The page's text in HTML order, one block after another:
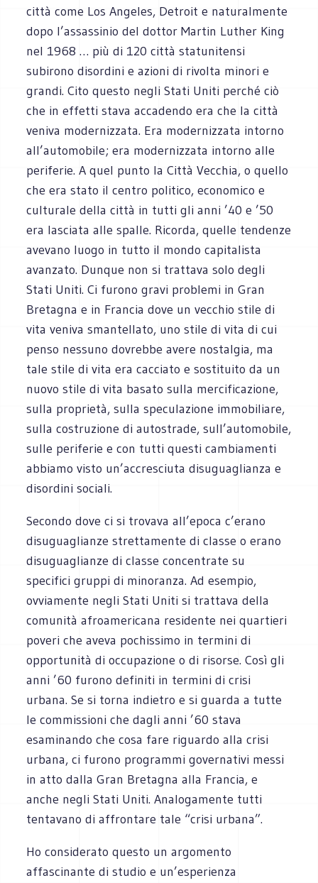
città come Los Angeles, Detroit e naturalmente
dopo l’assassinio del dottor Martin Luther King
nel 1968 … più di 120 città statunitensi
subirono disordini e azioni di rivolta minori e
grandi. Cito questo negli Stati Uniti perché ciò
che in effetti stava accadendo era che la città
veniva modernizzata. Era modernizzata intorno
all’automobile; era modernizzata intorno alle
periferie. A quel punto la Città Vecchia, o quello
che era stato il centro politico, economico e
culturale della città in tutti gli anni ’40 e ’50
era lasciata alle spalle. Ricorda, quelle tendenze
avevano luogo in tutto il mondo capitalista
avanzato. Dunque non si trattava solo degli
Stati Uniti. Ci furono gravi problemi in Gran
Bretagna e in Francia dove un vecchio stile di
vita veniva smantellato, uno stile di vita di cui
penso nessuno dovrebbe avere nostalgia, ma
tale stile di vita era cacciato e sostituito da un
nuovo stile di vita basato sulla mercificazione,
sulla proprietà, sulla speculazione immobiliare,
sulla costruzione di autostrade, sull’automobile,
sulle periferie e con tutti questi cambiamenti
abbiamo visto un’accresciuta disuguaglianza e
disordini sociali.
Secondo dove ci si trovava all’epoca c’erano
disuguaglianze strettamente di classe o erano
disuguaglianze di classe concentrate su
specifici gruppi di minoranza. Ad esempio,
ovviamente negli Stati Uniti si trattava della
comunità afroamericana residente nei quartieri
poveri che aveva pochissimo in termini di
opportunità di occupazione o di risorse. Così gli
anni ’60 furono definiti in termini di crisi
urbana. Se si torna indietro e si guarda a tutte
le commissioni che dagli anni ’60 stava
esaminando che cosa fare riguardo alla crisi
urbana, ci furono programmi governativi messi
in atto dalla Gran Bretagna alla Francia, e
anche negli Stati Uniti. Analogamente tutti
tentavano di affrontare tale “crisi urbana”.
Ho considerato questo un argomento
affascinante di studio e un’esperienza